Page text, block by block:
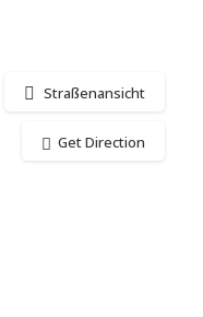
Straßenansicht
Get Direction